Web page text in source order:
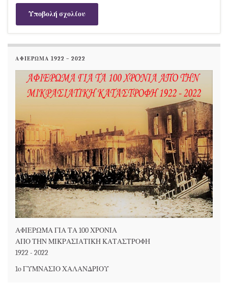
ΑΦΙΕΡΩΜΑ 1922 – 2022
ΑΦΙΕΡΩΜΑ ΓΙΑ ΤΑ 100 ΧΡΟΝΙΑ
ΑΠΟ ΤΗΝ ΜΙΚΡΑΣΙΑΤΙΚΗ ΚΑΤΑΣΤΡΟΦΗ
1922 - 2022
1ο ΓΥΜΝΑΣΙΟ ΧΑΛΑΝΔΡΙΟΥ